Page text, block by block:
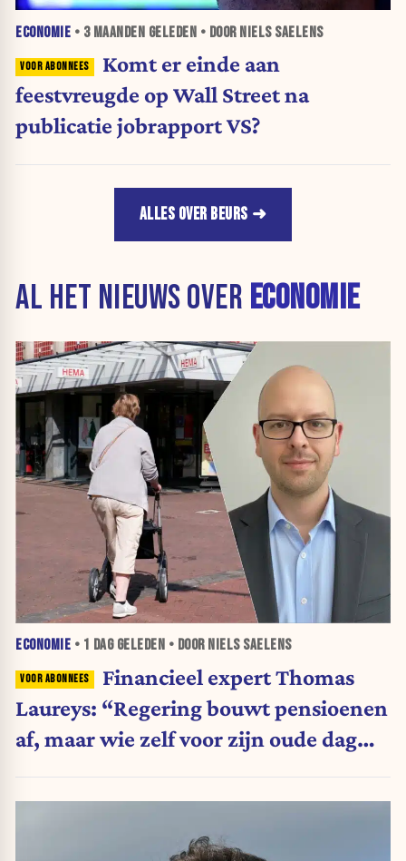
ECONOMIE • 3 MAANDEN GELEDEN • DOOR NIELS SAELENS
Komt er einde aan
feestvreugde op Wall Street na
publicatie jobrapport VS?
ALLES OVER BEURS
AL HET NIEUWS OVER ECONOMIE
ECONOMIE • 1 DAGGELEDEN • DOOR NIELS SAELENS
Financieel expert Thomas
Laureys: “Regering bouwt pensioenen
af, maar wie zelf voor zijn oude dag